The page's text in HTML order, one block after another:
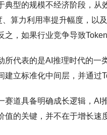
典型的规模不经济阶段，
、算力利用率提升幅度，以
之，如果行业竞争导致
所代表的是AI推理时代的一
建立标准化中间层，并通过
赛道具备明确成长逻辑，
值的关键，并不在于增长速